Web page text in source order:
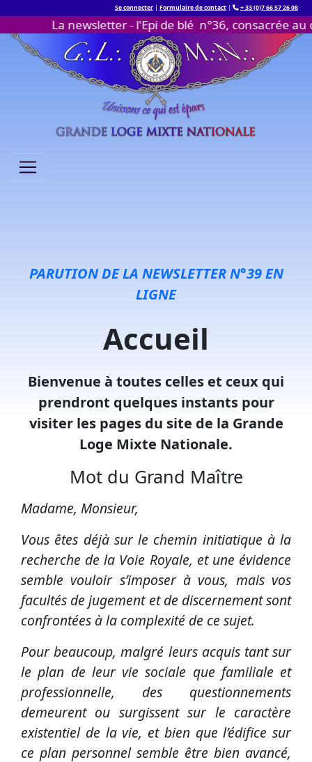
Se connecter | Formulaire de contact | + 33 (0)7 66 57 26 08
La newsletter - l'Epi de blé n°36, consacrée au
Passer au contenu
PARUTION DE LA NEWSLETTER N°39 EN
LIGNE
Accueil
Bienvenue à toutes celles et ceux qui
prendront quelques instants pour
visiter les pages du site de la Grande
Loge Mixte Nationale.
Mot du Grand Maître
Madame, Monsieur,
Vous êtes déjà sur le chemin initiatique à la
recherche de la Voie Royale, et une évidence
semble vouloir s’imposer à vous, mais vos
facultés de jugement et de discernement sont
confrontées à la complexité de ce sujet.
Pour beaucoup, malgré leurs acquis tant sur
le plan de leur vie sociale que familiale et
professionnelle, des questionnements
demeurent ou surgissent sur le caractère
existentiel de la vie, et bien que l’édifice sur
ce plan personnel semble être bien avancé,